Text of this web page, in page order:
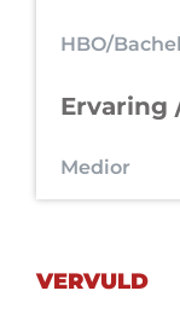
HBO/
Ervaring
Medior
VERVULD